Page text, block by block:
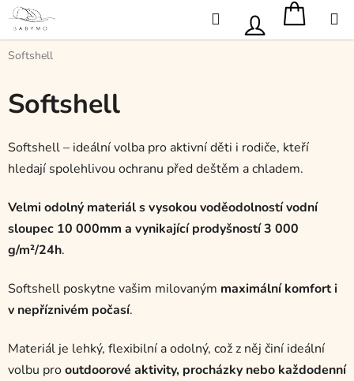
Přejít
obsah
Hledat
Softshell
P
o
s
t
r
a
n
n
í
p
a
e
l
Softshell
Softshell – ideální volba pro aktivní děti i rodiče, kteří
hledají spolehlivou ochranu před deštěm a chladem.
Velmi odolný materiál svysokou voděodolností vodní
sloupec 10 000mm a vynikající prodyšností 3 000
g/m²/24h.
Softshell poskytne vašim milovaným maximální komfort i
v nepříznivém počasí.
Materiál je lehký, flexibilní a odolný, což z něj činí ideální
volbu prooutdoorové aktivity, procházky nebo každodenní